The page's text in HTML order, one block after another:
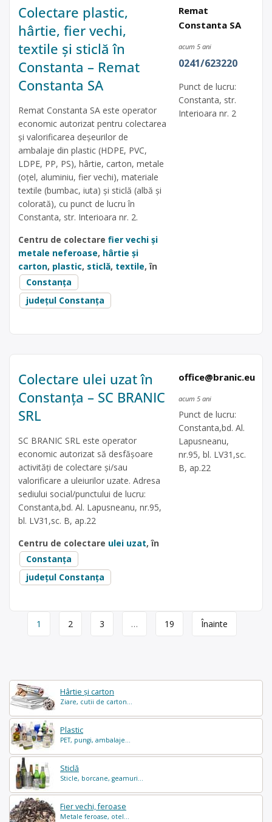
Hârtie și carton
Ziare, cutii de carton...
Plastic
PET, pungi, ambalaje...
Sticlă
Sticle, borcane, geamuri...
Fier vechi, feroase
Metale feroase, otel...
Colectare plastic,
hârtie, fier vechi,
textile și sticlă în
Constanta – Remat
Constanta SA
Remat Constanta SA este operator
economic autorizat pentru colectarea
și valorificarea deșeurilor de
ambalaje din plastic (HDPE, PVC,
LDPE, PP, PS), hârtie, carton, metale
(oțel, aluminiu, fier vechi), materiale
textile (bumbac, iuta) și sticlă (albă și
colorată), cu punct de lucru în
Constanta, str. Interioara nr. 2.
Centru de colectare fier vechi și
metale neferoase, hârtie și
carton, plastic, sticlă, textile, în
Constanța
județul Constanța
Remat
Constanta SA
acum 5 ani
0241/623220
Punct de lucru:
Constanta, str.
Interioara nr. 2
Colectare ulei uzat în
Constanța – SC BRANIC
SRL
SC BRANIC SRL este operator
economic autorizat să desfăşoare
activităţi de colectare şi/sau
valorificare a uleiurilor uzate. Adresa
sediului social/punctului de lucru:
Constanta,bd. Al. Lapusneanu, nr.95,
bl. LV31,sc. B, ap.22
Centru de colectare ulei uzat, în
Constanța
județul Constanța
office@branic.eu
acum 5 ani
Punct de lucru:
Constanta,bd. Al.
Lapusneanu,
nr.95, bl. LV31,sc.
B, ap.22
Page
1 2 3 … 19 Înainte